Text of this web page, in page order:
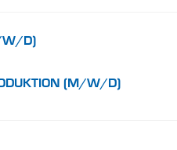
W/D)
(M/W/D)